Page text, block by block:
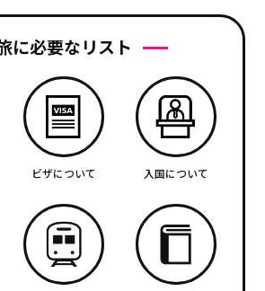
に必要なリスト
ビザについて 入国について